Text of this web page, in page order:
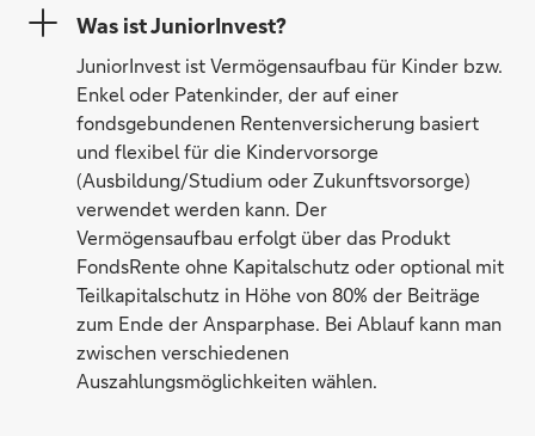
Was ist JuniorInvest?
JuniorInvest ist Vermögensaufbau für Kinder bzw.
Enkel oder Patenkinder, der auf einer
fondsgebundenen Rentenversicherung basiert
und flexibel für die Kindervorsorge
(Ausbildung/Studium oder Zukunftsvorsorge)
verwendet werden kann. Der
Vermögensaufbau erfolgt über das Produkt
FondsRente ohne Kapitalschutz oder optional mit
Teilkapitalschutz in Höhe von 80% der Beiträge
zum Ende der Ansparphase. Bei Ablauf kann man
zwischen verschiedenen
Auszahlungsmöglichkeiten wählen.